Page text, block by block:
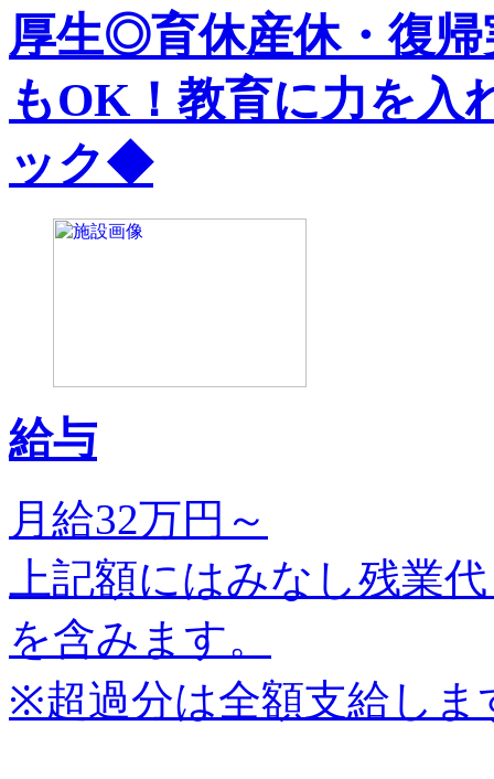
厚生◎育休産休・復
もOK！教育に力を入
ック◆
給与
月給32万円～
上記額にはみなし残業
を含みます。
※超過分は全額支給しま